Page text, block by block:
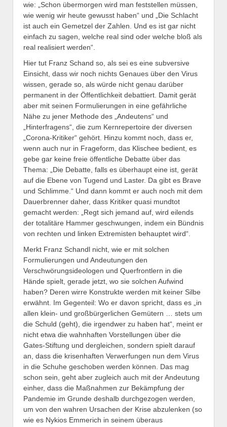
wie: „Schon übermorgen wird man feststellen müssen,
wie wenig wir heute gewusst haben“ und „Die Schlacht
ist auch ein Gemetzel der Zahlen. Und es ist gar nicht
einfach zu sagen, welche real sind oder welche bloß als
real realisiert werden“.
Hier tut Franz Schand so, als sei es eine subversive
Einsicht, dass wir noch nichts Genaues über den Virus
wissen, gerade so, als würde nicht genau darüber
permanent in der Öffentlichkeit debattiert. Damit gerät
aber mit seinen Formulierungen in eine gefährliche
Nähe zu jener Methode des „Andeutens“ und
„Hinterfragens“, die zum Kernrepertoire der diversen
„Corona-Kritiker“ gehört. Hinzu kommt noch, dass er,
wenn auch nur in Frageform, das Klischee bedient, es
gebe gar keine freie öffentliche Debatte über das
Thema: „Die Debatte, falls es überhaupt eine ist, gerät
auf die Ebene von Tugend und Laster. Da gibt es Brave
und Schlimme.“ Und dann kommt er auch noch mit dem
Dauerbrenner daher, dass Kritiker quasi mundtot
gemacht werden: „Regt sich jemand auf, wird eilends
der totalitäre Hammer geschwungen, indem ein Bündnis
von rechten und linken Extremisten behauptet wird“.
Merkt Franz Schandl nicht, wie er mit solchen
Formulierungen und Andeutungen den
Verschwörungsideologen und Querfrontlern in die
Hände spielt, gerade jetzt, wo sie solchen Aufwind
haben? Deren wirre Konstrukte werden mit keiner Silbe
erwähnt. Im Gegenteil: Wo er davon spricht, dass es „in
allen klein- und großbürgerlichen Gemütern … stets um
die Schuld (geht), die irgendwer zu haben hat“, meint er
nicht etwa die wahnhaften Vorstellungen über die
Gates-Stiftung und dergleichen, sondern spielt darauf
an, dass die krisenhaften Verwerfungen nun dem Virus
in die Schuhe geschoben werden können. Das mag
schon sein, geht aber zugleich auch mit der Andeutung
einher, dass die Maßnahmen zur Bekämpfung der
Pandemie im Grunde deshalb durchgezogen werden,
um von den wahren Ursachen der Krise abzulenken (so
wie es Nykios Emmerich in seinem überaus